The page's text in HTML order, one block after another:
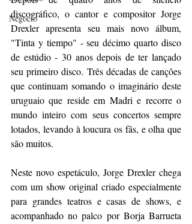
Negocio
discográfico, o cantor e compositor Jorge
Drexler apresenta seu mais novo álbum,
"Tinta y tiempo" - seu décimo quarto disco
de estúdio - 30 anos depois de ter lançado
seu primeiro disco. Três décadas de canções
que continuam somando o imaginário deste
uruguaio que reside em Madri e recorre o
mundo inteiro com seus concertos sempre
lotados, levando à loucura os fãs, e olha que
são muitos.
Neste novo espetáculo, Jorge Drexler chega
com um show original criado especialmente
para grandes teatros e casas de shows, e
acompanhado no palco por Borja Barrueta